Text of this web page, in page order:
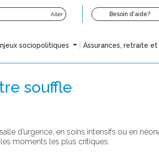
Aller Besoin d'aide?
sociopolitiques Assurances, retraite
souffle
d’urgence, en soins intensifs ou en
moments les plus critiques.